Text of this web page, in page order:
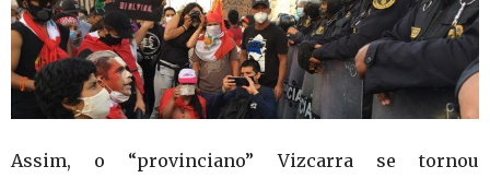
Assim, o “provinciano” Vizcarra se tornou